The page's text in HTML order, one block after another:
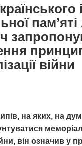
війни
на яких, на
він означив у